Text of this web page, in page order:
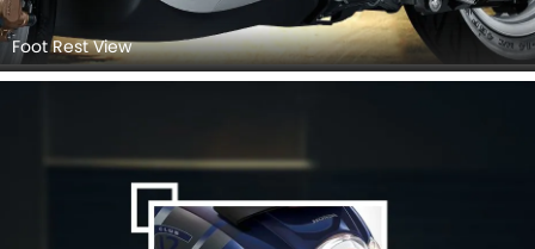
Foot Rest View